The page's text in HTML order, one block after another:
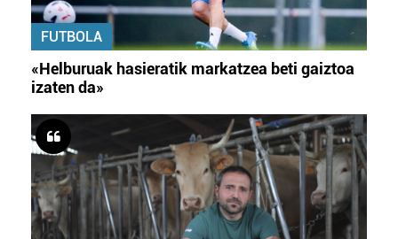
FUTBOLA
«Helburuak hasieratik markatzea beti gaiztoa
izaten da»